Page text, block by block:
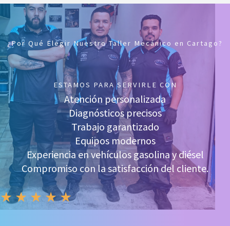
¿Por Qué Elegir Nuestro Taller Mecánico en Cartago?
ESTAMOS PARA SERVIRLE CON
Atención personalizada
Diagnósticos precisos
Trabajo garantizado
Equipos modernos
Experiencia en vehículos gasolina y diésel
Compromiso con la satisfacción del cliente.
★ ★ ★ ★★